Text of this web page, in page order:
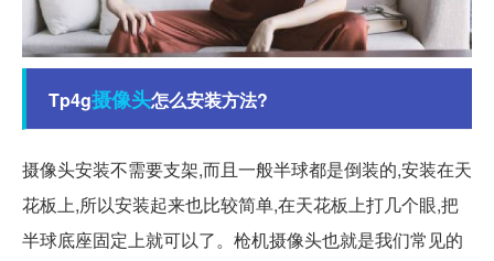
Tp4g摄像头怎么安装方法?
摄像头安装不需要支架,而且一般半球都是倒装的,安装在天
花板上,所以安装起来也比较简单,在天花板上打几个眼,把
半球底座固定上就可以了。枪机摄像头也就是我们常见的